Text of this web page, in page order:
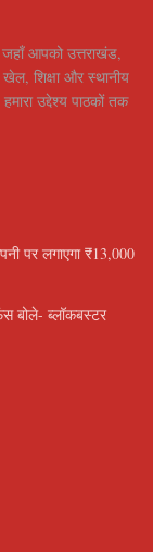
आपको उत्तराखंड,
शिक्षा और स्थानीय
उद्देश्य पाठकों तक
पर लगाएगा ₹13,000
बोले- ब्लॉकबस्टर